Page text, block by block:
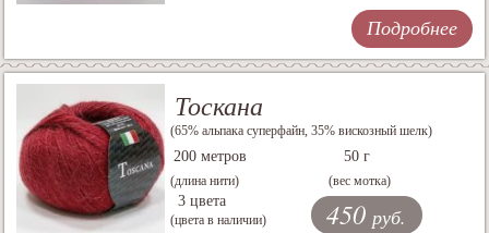
Подробнее
Тоскана
(65% альпака суперфайн, 35% вискозный шелк)
200 метров
(длина нити)
50 г
(вес мотка)
3 цвета
(цвета в наличии) 450 руб.